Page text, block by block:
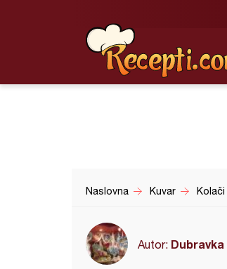
Naslovna Kuvar Kolači
Autor: